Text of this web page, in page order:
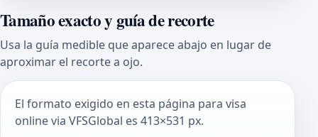
Tamaño exacto y guía de recorte
Usa la guía medible que aparece abajo en lugar de
aproximar el recorte a ojo.
El formato exigido en esta página para visa
online via VFSGlobal es 413×531 px.